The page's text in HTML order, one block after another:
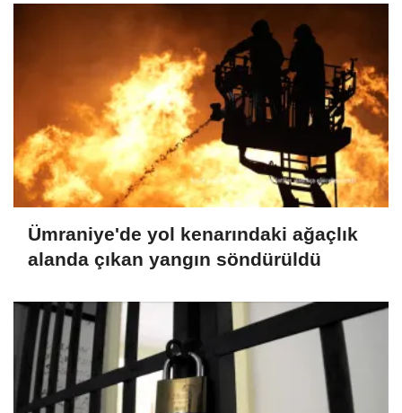
Ümraniye'de yol kenarındaki ağaçlık
alanda çıkan yangın söndürüldü